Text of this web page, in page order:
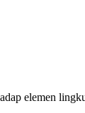
elemen